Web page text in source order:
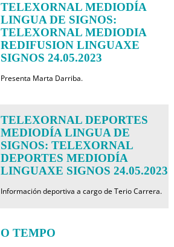
TELEXORNAL MEDIODÍA
LINGUA DE SIGNOS:
TELEXORNAL MEDIODIA
REDIFUSION LINGUAXE
SIGNOS 24.05.2023
Presenta Marta Darriba.
TELEXORNAL DEPORTES
MEDIODÍA LINGUA DE
SIGNOS: TELEXORNAL
DEPORTES MEDIODÍA
LINGUAXE SIGNOS 24.05.2023
Información deportiva a cargo de Terio Carrera.
O TEMPO